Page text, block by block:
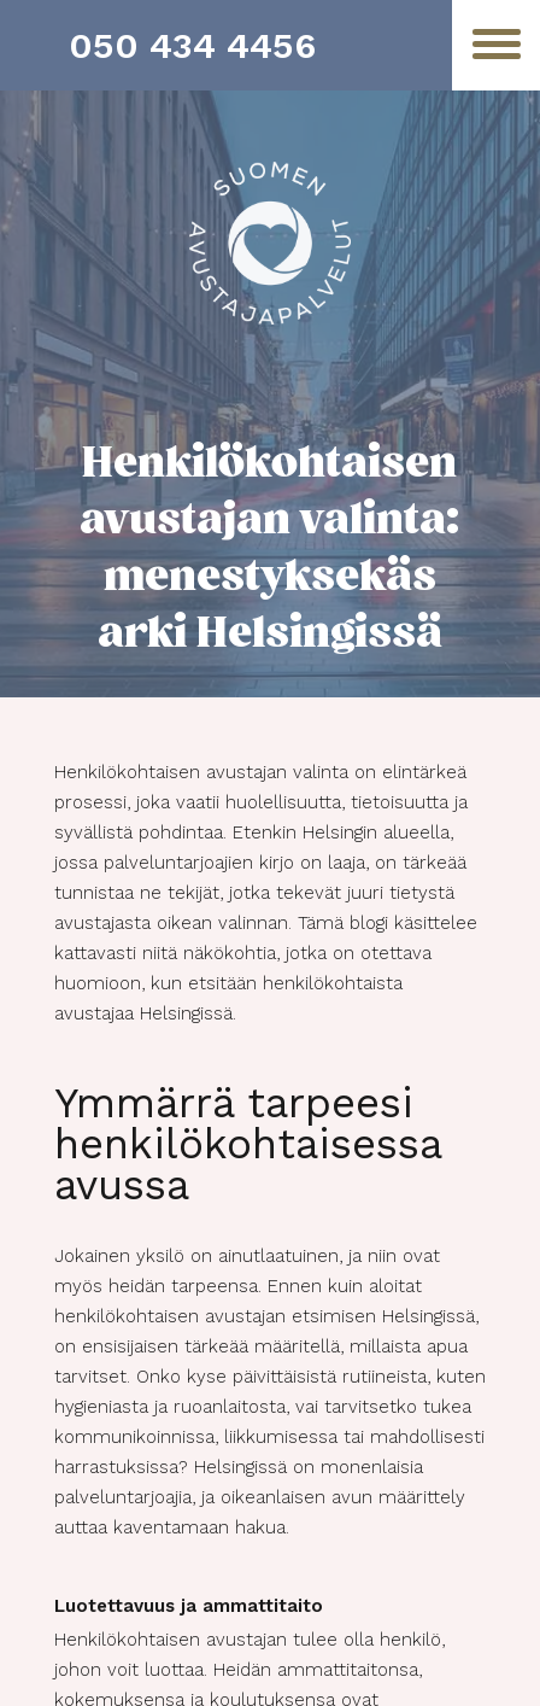
050 434 4456
Henkilökohtaisen
avustajan valinta:
menestyksekäs
arki Helsingissä
Henkilökohtaisen avustajan valinta on elintärkeä
prosessi, joka vaatii huolellisuutta, tietoisuutta ja
syvällistä pohdintaa. Etenkin Helsingin alueella,
jossa palveluntarjoajien kirjo on laaja, on tärkeää
tunnistaa ne tekijät, jotka tekevät juuri tietystä
avustajasta oikean valinnan. Tämä blogi käsittelee
kattavasti niitä näkökohtia, jotka on otettava
huomioon, kun etsitään henkilökohtaista
avustajaa Helsingissä.
Ymmärrä tarpeesi
henkilökohtaisessa
avussa
Jokainen yksilö on ainutlaatuinen, ja niin ovat
myös heidän tarpeensa. Ennen kuin aloitat
henkilökohtaisen avustajan etsimisen Helsingissä,
on ensisijaisen tärkeää määritellä, millaista apua
tarvitset. Onko kyse päivittäisistä rutiineista, kuten
hygieniasta ja ruoanlaitosta, vai tarvitsetko tukea
kommunikoinnissa, liikkumisessa tai mahdollisesti
harrastuksissa? Helsingissä on monenlaisia
palveluntarjoajia, ja oikeanlaisen avun määrittely
auttaa kaventamaan hakua.
Luotettavuus ja ammattitaito
Henkilökohtaisen avustajan tulee olla henkilö,
johon voit luottaa. Heidän ammattitaitonsa,
kokemuksensa ja koulutuksensa ovat